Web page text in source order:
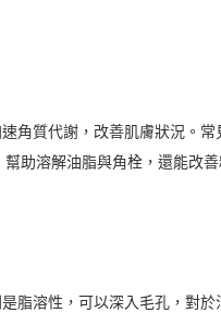
角質代謝，改善肌膚狀況。常
助溶解油脂與角栓，還能改
脂溶性，可以深入毛孔，對